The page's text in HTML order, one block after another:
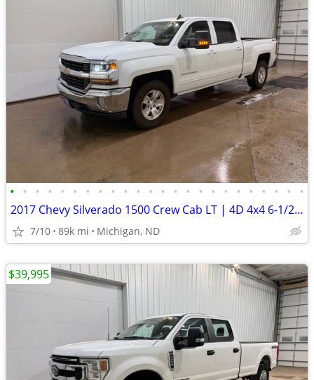
• • • • • • • • • • • • • • • • • • • • • • • •
2017 Chevy Silverado 1500 Crew Cab LT | 4D 4x4 6-1/2ft. | 89k Miles
7/10 89k mi Michigan, ND
$39,995